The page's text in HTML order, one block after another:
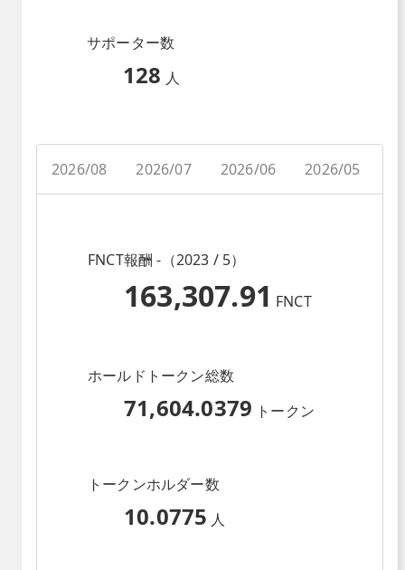
サポーター数
128 人
2026/08 2026/07 2026/06 2026/05
FNCT報酬 -（2023 / 5）
163,307.91 FNCT
ホールドトークン総数
71,604.0379 トークン
トークンホルダー数
10.0775 人